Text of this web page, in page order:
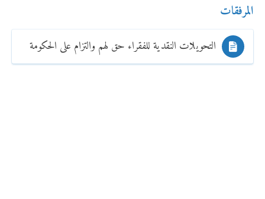
المرفقات
التحويلات النقدية للفقراء حق لهم والتزام على الحكومة